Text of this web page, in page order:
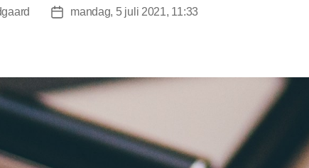
Indlægsdato
mandag, 5 juli 2021, 11:33